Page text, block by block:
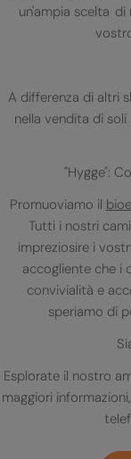
un'ampia scelta
A differenza di altri
nella vendita di
"Hygge":
Promuoviamo il
Tutti i nostri
impreziosire i
accogliente che i
convivialità e
speriamo di
Esplorate il nostro
maggiori